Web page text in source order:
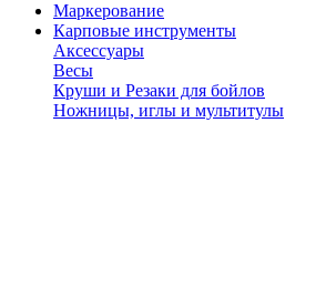
Маркерование
Карповые инструменты
Аксессуары
Весы
Круши и Резаки для бойлов
Ножницы, иглы и мультитулы